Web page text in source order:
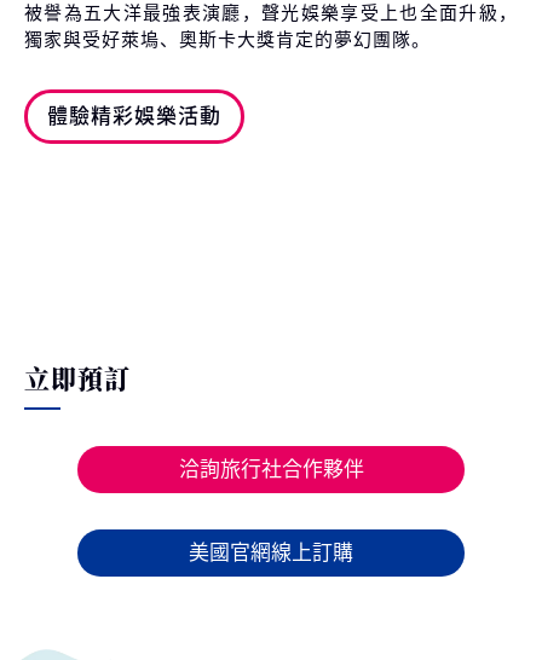
被譽為五大洋最強表演廳，聲光娛樂享受上也全面升級，
獨家與受好萊塢、奧斯卡大獎肯定的夢幻團隊。
體驗精彩娛樂活動
立即預訂
洽詢旅行社合作夥伴
美國官網線上訂購